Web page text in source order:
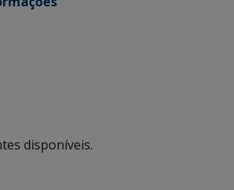
disponíveis.